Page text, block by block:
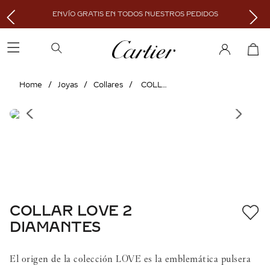
ENVÍO GRATIS EN TODOS NUESTROS PEDIDOS
Joyas Collares COLLAR LOVE 2 DIAMANTES
COLLAR LOVE 2
DIAMANTES
El origen de la colección LOVE es la emblemática pulsera